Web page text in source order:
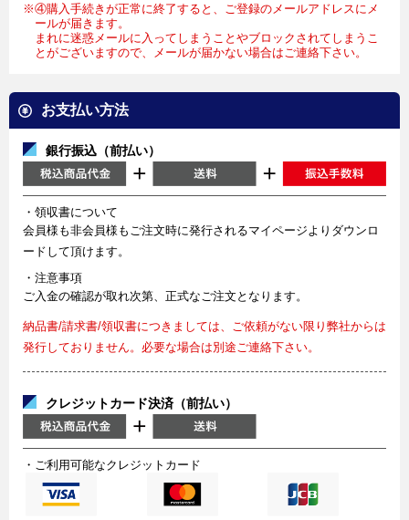
※④購入手続きが正常に終了すると、ご登録のメールアドレスにメ
ールが届きます。
まれに迷惑メールに入ってしまうことやブロックされてしまうこ
とがございますので、メールが届かない場合はご連絡下さい。
お支払い方法
銀行振込（前払い）
・領収書について
会員様も非会員様もご注文時に発行されるマイページよりダウンロ
ードして頂けます。
・注意事項
ご入金の確認が取れ次第、正式なご注文となります。
納品書/請求書/領収書につきましては、ご依頼がない限り弊社からは
発行しておりません。必要な場合は別途ご連絡下さい。
クレジットカード決済（前払い）
・ご利用可能なクレジットカード